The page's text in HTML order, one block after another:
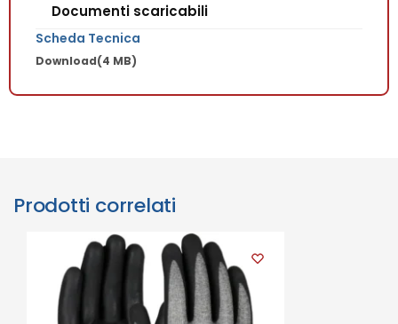
Documenti scaricabili
Scheda Tecnica
Download(4 MB)
Prodotti correlati